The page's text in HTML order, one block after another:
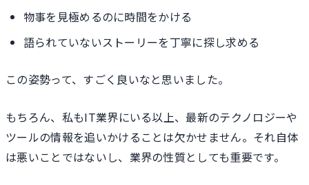
物事を見極めるのに時間をかける
語られていないストーリーを丁寧に探し求める
この姿勢って、すごく良いなと思いました。
もちろん、私もIT業界にいる以上、最新のテクノロジーや
ツールの情報を追いかけることは欠かせません。それ自体
は悪いことではないし、業界の性質としても重要です。